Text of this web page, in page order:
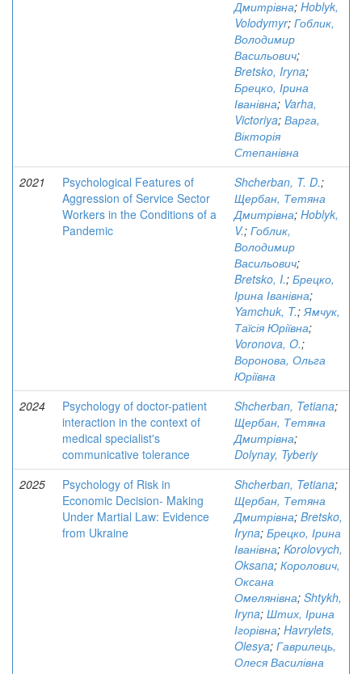
Дмитрівна; Hoblyk,
Volodymyr; Гоблик,
Володимир
Васильович;
Bretsko, Iryna;
Брецко, Ірина
Іванівна; Varha,
Victoriya; Варга,
Вікторія
Степанівна
2021
Psychological Features of
Aggression of Service Sector
Workers in the Conditions of a
Pandemic
Shcherban, T. D.;
Щербан, Тетяна
Дмитрівна; Hoblyk,
V.; Гоблик,
Володимир
Васильович;
Bretsko, I.; Брецко,
Ірина Іванівна;
Yamchuk, T.;Ямчук,
Таїсія Юріївна;
Voronova, O.;
Воронова, Ольга
Юріївна
2024
Psychology of doctor-patient
interaction in the context of
medical specialist's
communicative tolerance
Shcherban, Tetiana;
Щербан, Тетяна
Дмитрівна;
Dolynay, Tyberiy
2025
Psychology of Risk in
Economic Decision- Making
Under Martial Law: Evidence
from Ukraine
Shcherban, Tetiana;
Щербан, Тетяна
Дмитрівна; Bretsko,
Iryna; Брецко, Ірина
Іванівна; Korolovych,
Oksana; Королович,
Оксана
Омелянівна; Shtykh,
Iryna; Штих, Ірина
Ігорівна; Havrylets,
Olesya; Гаврилець,
Олеся Василівна